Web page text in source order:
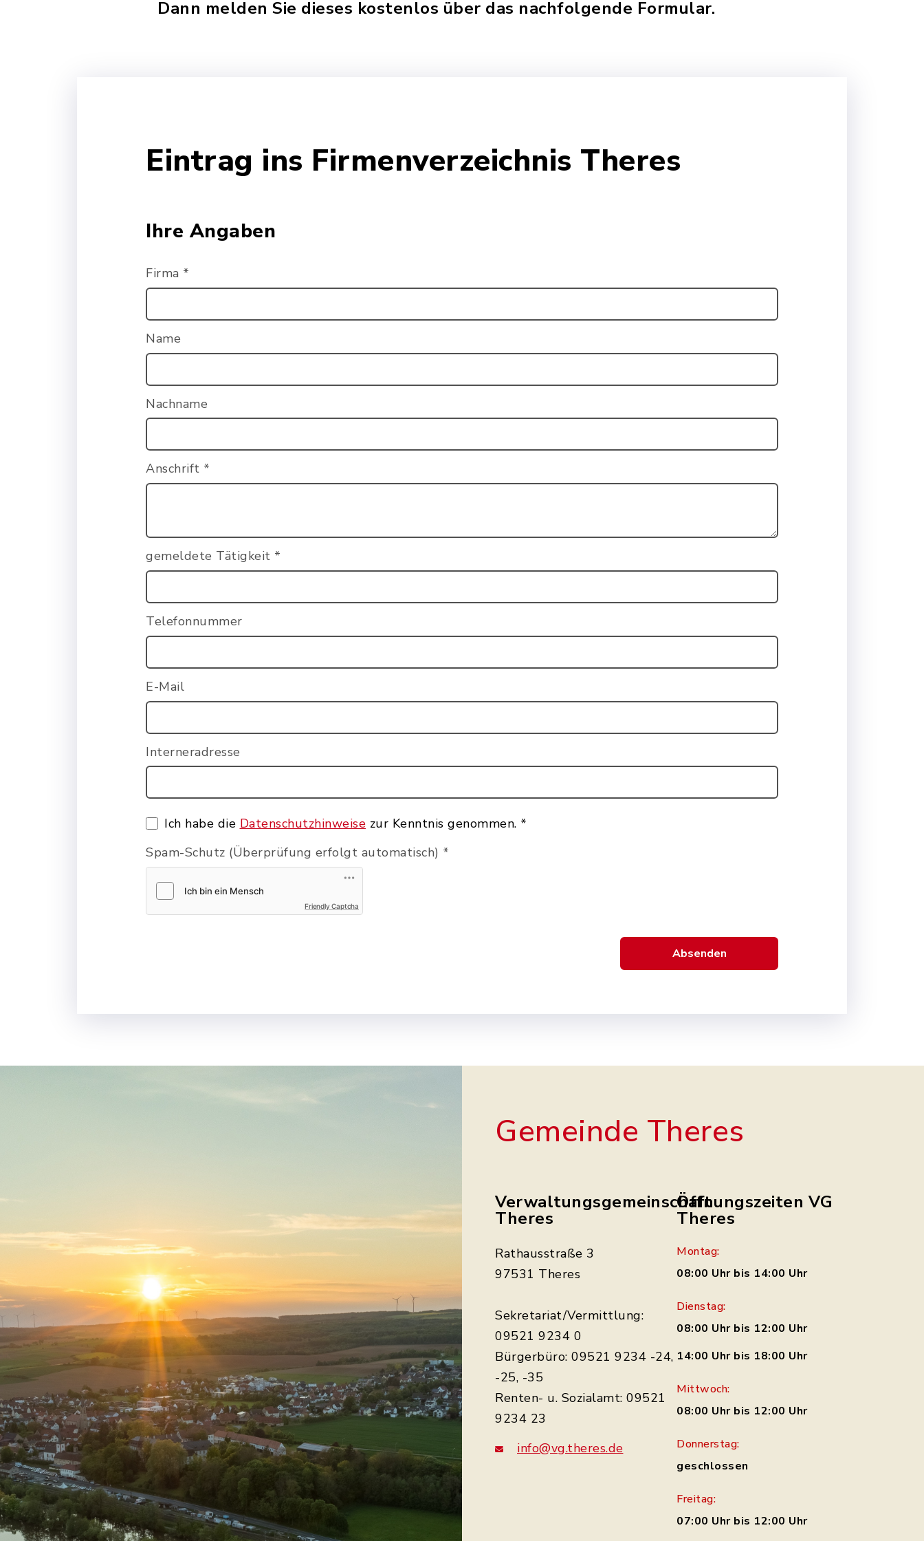
Dann melden Sie dieses kostenlos über das nachfolgende Formular.
Eintrag ins Firmenverzeichnis Theres
Ihre Angaben
Firma *
Name
Nachname
Anschrift *
gemeldete Tätigkeit *
Telefonnummer
E-Mail
Interneradresse
Ich habe die Datenschutzhinweise zur Kenntnis genommen. *
Spam-Schutz (Überprüfung erfolgt automatisch) *
Friendly Captcha
Absenden
Gemeinde Theres
Verwaltungsgemeinschaft
Theres
Rathausstraße 3
97531 Theres
Sekretariat/Vermittlung:
09521 9234 0
Bürgerbüro: 09521 9234 -24,
-25, -35
Renten- u. Sozialamt: 09521
9234 23
info@vg.theres.de
Öffnungszeiten VG
Theres
Montag:
08:00 Uhr bis 14:00 Uhr
Dienstag:
08:00 Uhr bis 12:00 Uhr
14:00 Uhr bis 18:00 Uhr
Mittwoch:
08:00 Uhr bis 12:00 Uhr
Donnerstag:
geschlossen
Freitag:
07:00 Uhr bis 12:00 Uhr